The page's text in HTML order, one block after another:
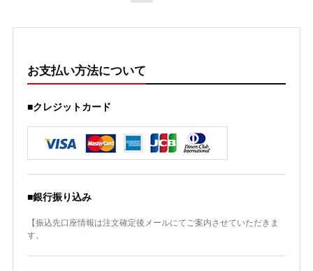
お支払い方法について
■クレジットカード
■銀行振り込み
【振込先口座情報は注文確定後メールにてご案内させていただきま
す。